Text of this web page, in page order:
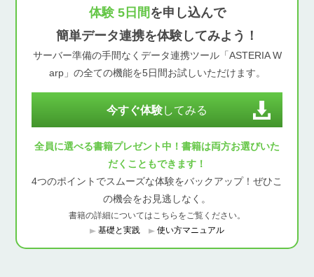
体験 5日間を申し込んで
簡単データ連携を体験してみよう！
サーバー準備の手間なくデータ連携ツール「ASTERIA W
arp」の全ての機能を5日間お試しいただけます。
今すぐ体験してみる
全員に選べる書籍プレゼント中！書籍は両方お選びいた
だくこともできます！
4つのポイントでスムーズな体験をバックアップ！ぜひこ
の機会をお見逃しなく。
書籍の詳細についてはこちらをご覧ください。
基礎と実践
使い方マニュアル